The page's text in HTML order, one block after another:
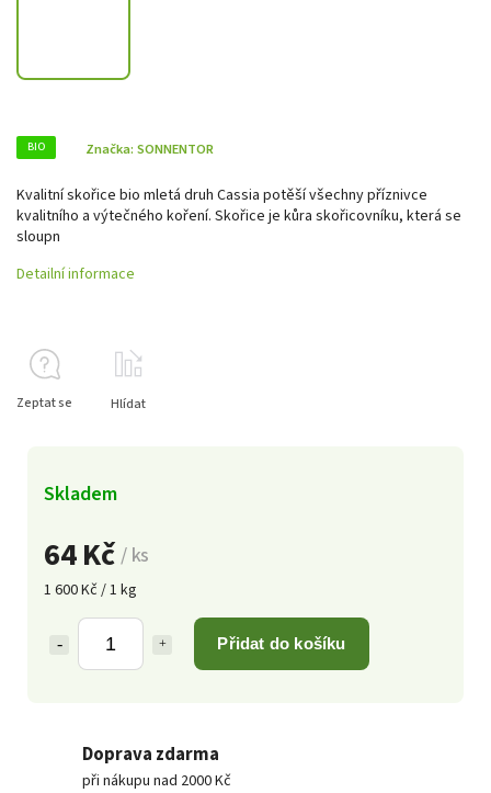
BIO Značka: SONNENTOR
64 Kč/ ks
1 600 Kč / 1 kg
Přidat do košíku
Skladem
Kvalitní skořice bio mletá druh Cassia potěší všechny příznivce
kvalitního a výtečného koření. Skořice je kůra skořicovníku, která se
sloupn
Detailní informace
Zeptat se Hlídat
Doprava zdarma
při nákupu nad 2000 Kč